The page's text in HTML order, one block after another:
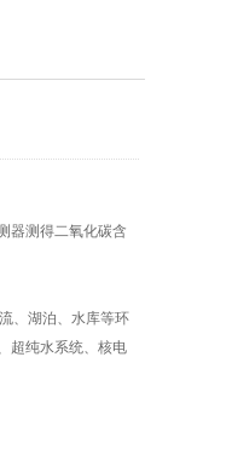
器测得二氧化碳含
、湖泊、水库等环
超纯水系统、核电